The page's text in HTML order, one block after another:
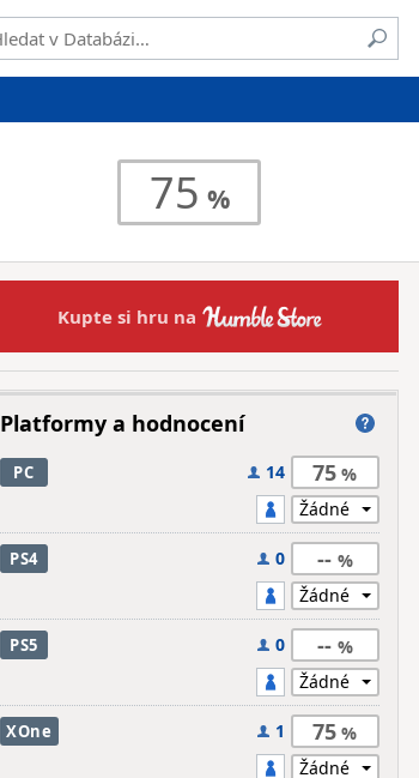
75
Kupte si hru na
Platformy a hodnocení
PC 14 75
PS4 0 --
PS5 0 --
XOne 1 75